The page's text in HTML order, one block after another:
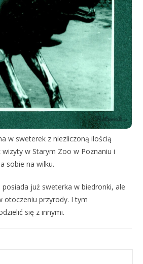
w sweterek z niezliczoną ilością
wizyty w Starym Zoo w Poznaniu i
sobie na wilku.
posiada już sweterka w biedronki, ale
otoczeniu przyrody. I tym
się z innymi.